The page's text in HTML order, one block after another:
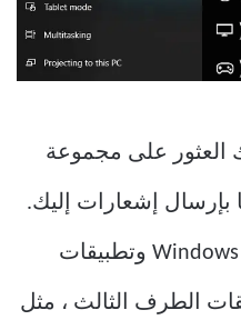
العثور على مجموعة
بإرسال إشعارات إليك.
يتضمن ذلك جميع تطبيقات Windows وتطبيقات
الطرف الثالث ، مثل